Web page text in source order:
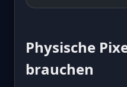
Physische
brauchen